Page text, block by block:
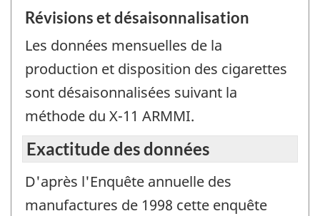
Révisions et désaisonnalisation
Les données mensuelles de la
production et disposition des cigarettes
sont désaisonnalisées suivant la
méthode du X-11 ARMMI.
Exactitude des données
D'après l'Enquête annuelle des
manufactures de 1998 cette enquête